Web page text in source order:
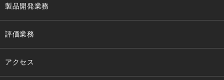
製品開発業務
評価業務
アクセス